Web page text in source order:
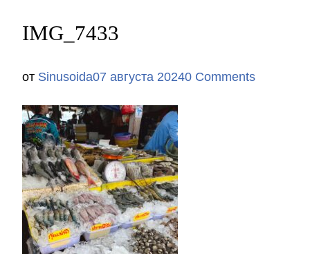
IMG_7433
от Sinusoida07 августа 20240 Comments